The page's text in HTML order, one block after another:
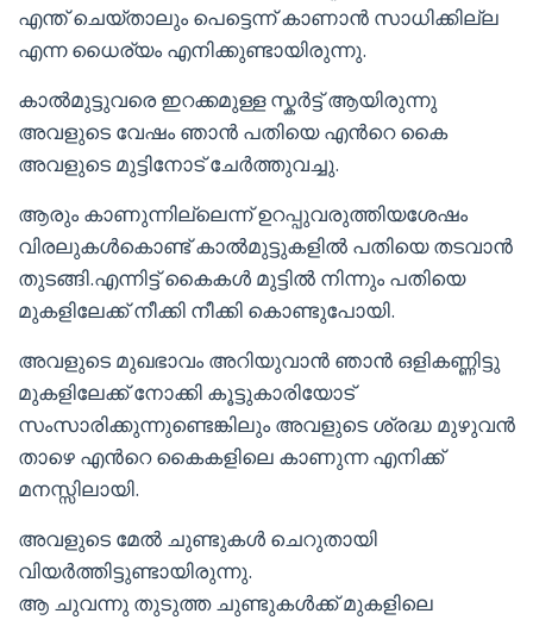
എന്ത് ചെയ്താലും പെട്ടെന്ന് കാണാൻ സാധിക്കില്ല
എന്ന ധൈര്യം എനിക്കുണ്ടായിരുന്നു.
കാൽമുട്ടുവരെ ഇറക്കമുള്ള സ്കർട്ട് ആയിരുന്നു
അവളുടെ വേഷം ഞാൻ പതിയെ എൻറെ കൈ
അവളുടെ മുട്ടിനോട് ചേർത്തുവച്ചു.
ആരും കാണുന്നില്ലെന്ന് ഉറപ്പുവരുത്തിയശേഷം
വിരലുകൾകൊണ്ട് കാൽമുട്ടുകളിൽ പതിയെ തടവാൻ
തുടങ്ങി.എന്നിട്ട് കൈകൾ മുട്ടിൽ നിന്നും പതിയെ
മുകളിലേക്ക് നീക്കി നീക്കി കൊണ്ടുപോയി.
അവളുടെ മുഖഭാവം അറിയുവാൻ ഞാൻ ഒളികണ്ണിട്ടു
മുകളിലേക്ക് നോക്കി കൂട്ടുകാരിയോട്
സംസാരിക്കുന്നുണ്ടെങ്കിലും അവളുടെ ശ്രദ്ധ മുഴുവൻ
താഴെ എൻറെ കൈകളിലെ കാണുന്ന എനിക്ക്
മനസ്സിലായി.
അവളുടെ മേൽ ചുണ്ടുകൾ ചെറുതായി
വിയർത്തിട്ടുണ്ടായിരുന്നു.
ആ ചുവന്നു തുടുത്ത ചുണ്ടുകൾക്ക് മുകളിലെ